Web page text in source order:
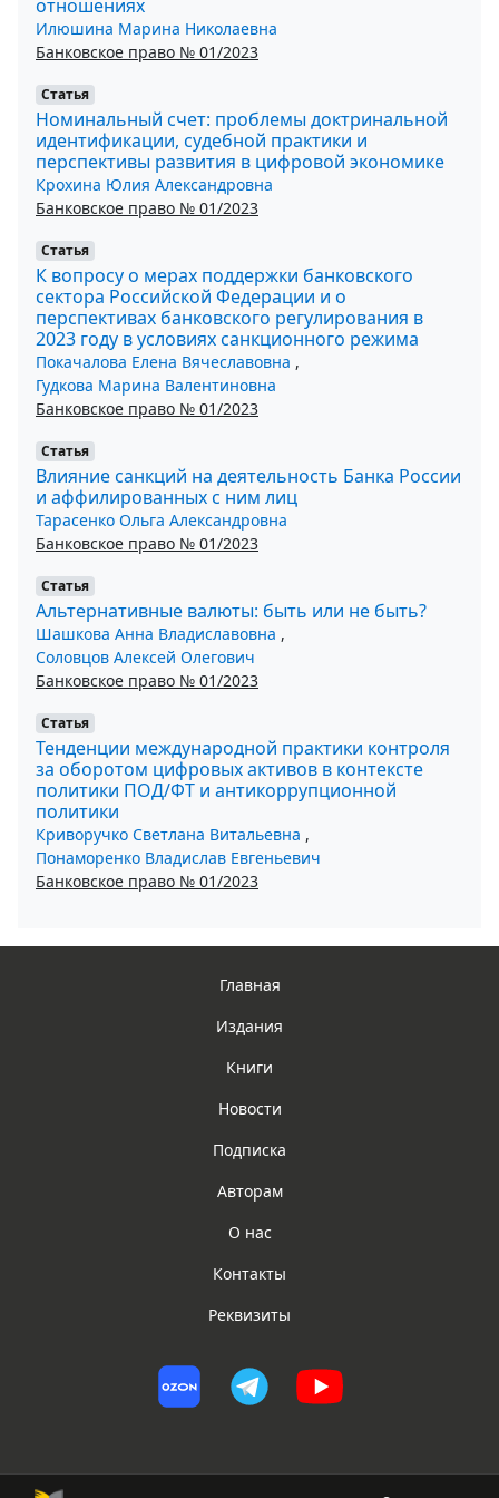
отношениях
Илюшина Марина Николаевна
Банковское право № 01/2023
Статья
Номинальный счет: проблемы доктринальной
идентификации, судебной практики и
перспективы развития в цифровой экономике
Крохина Юлия Александровна
Банковское право № 01/2023
Статья
К вопросу о мерах поддержки банковского
сектора Российской Федерации и о
перспективах банковского регулирования в
2023 году в условиях санкционного режима
Покачалова Елена Вячеславовна ,
Гудкова Марина Валентиновна
Банковское право № 01/2023
Статья
Влияние санкций на деятельность Банка России
и аффилированных с ним лиц
Тарасенко Ольга Александровна
Банковское право № 01/2023
Статья
Альтернативные валюты: быть или не быть?
Шашкова Анна Владиславовна ,
Соловцов Алексей Олегович
Банковское право № 01/2023
Статья
Тенденции международной практики контроля
за оборотом цифровых активов в контексте
политики ПОД/ФТ и антикоррупционной
политики
Криворучко Светлана Витальевна ,
Понаморенко Владислав Евгеньевич
Банковское право № 01/2023
Главная
Издания
Книги
Новости
Подписка
Авторам
О нас
Контакты
Реквизиты